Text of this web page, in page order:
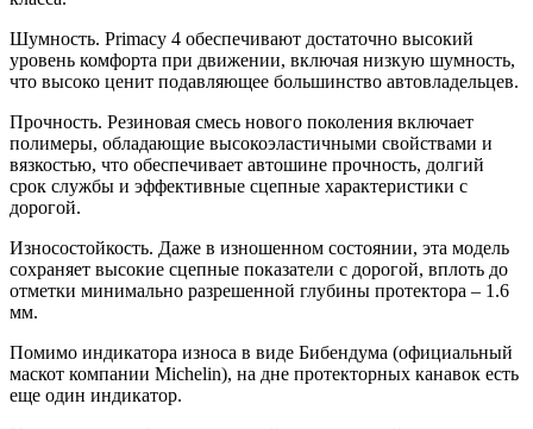
Шумность. Primacy 4 обеспечивают достаточно высокий
уровень комфорта при движении, включая низкую шумность,
что высоко ценит подавляющее большинство автовладельцев.
Прочность. Резиновая смесь нового поколения включает
полимеры, обладающие высокоэластичными свойствами и
вязкостью, что обеспечивает автошине прочность, долгий
срок службы и эффективные сцепные характеристики с
дорогой.
Износостойкость. Даже в изношенном состоянии, эта модель
сохраняет высокие сцепные показатели с дорогой, вплоть до
отметки минимально разрешенной глубины протектора – 1.6
мм.
Помимо индикатора износа в виде Бибендума (официальный
маскот компании Michelin), на дне протекторных канавок есть
еще один индикатор.